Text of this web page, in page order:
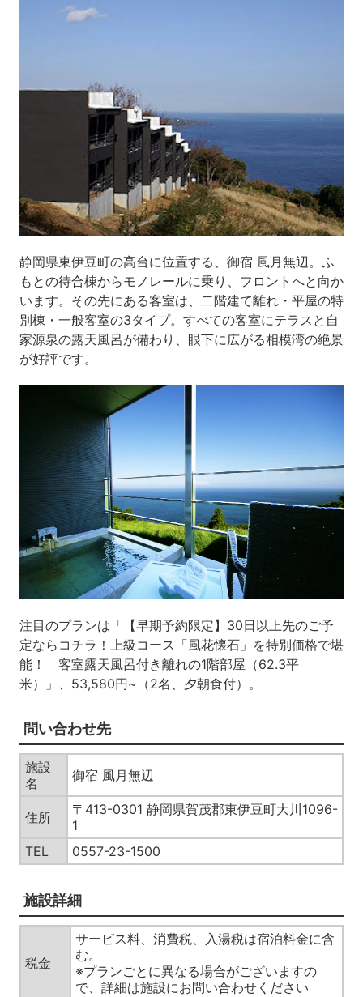
静岡県東伊豆町の高台に位置する、御宿 風月無辺。ふ
もとの待合棟からモノレールに乗り、フロントへと向か
います。その先にある客室は、二階建て離れ・平屋の特
別棟・一般客室の3タイプ。すべての客室にテラスと自
家源泉の露天風呂が備わり、眼下に広がる相模湾の絶景
が好評です。
注目のプランは「【早期予約限定】30日以上先のご予
定ならコチラ！上級コース「風花懐石」を特別価格で堪
能！ 客室露天風呂付き離れの1階部屋（62.3平
米）」、53,580円~（2名、夕朝食付）。
問い合わせ先
施設
名
御宿 風月無辺
住所
〒413-0301 静岡県賀茂郡東伊豆町大川1096-
1
TEL
0557-23-1500
施設詳細
税金
サービス料、消費税、入湯税は宿泊料金に含
む。
※プランごとに異なる場合がございますの
で、詳細は施設にお問い合わせください